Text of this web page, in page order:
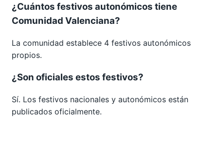
¿Cuántos festivos autonómicos tiene
Comunidad Valenciana?
La comunidad establece 4 festivos autonómicos
propios.
¿Son oficiales estos festivos?
Sí. Los festivos nacionales y autonómicos están
publicados oficialmente.